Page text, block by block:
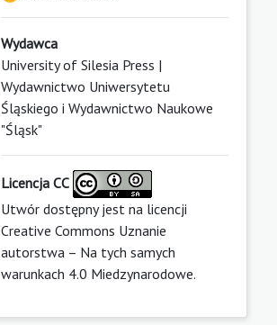
Wydawca
University of Silesia Press |
Wydawnictwo Uniwersytetu
Śląskiego i Wydawnictwo Naukowe
"Śląsk"
Licencja CC
Utwór dostępny jest na licencji
Creative Commons Uznanie
autorstwa – Na tych samych
warunkach 4.0 Miedzynarodowe.